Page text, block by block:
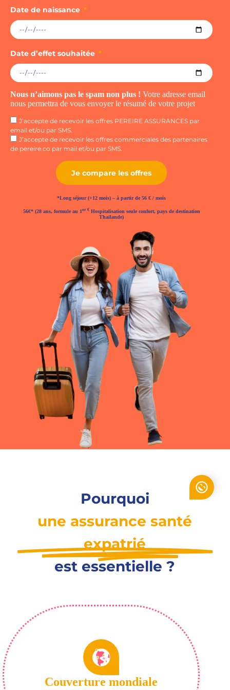
3
3
Date de naissance
Date d’effet souhaitée
Nous n’aimons pas le spam non plus ! Votre adresse email
nous permettra de vous envoyer le résumé de votre projet
J’accepte de recevoir les offres PEREIRE ASSURANCES par
email et/ou par SMS.
J’accepte de recevoir les offres commerciales des partenaires
de pereire.co par mail et/ou par SMS.
Je compare les offres
*Long séjour (+12 mois) – à partir de 56 € / mois
56€* (28 ans, formule au 1er €Hospitalisation seule confort, pays de destination
Thaïlande)
Pourquoi
une assurance santé
expatrié
est essentielle ?
Couverture mondiale